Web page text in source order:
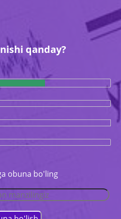
qanday?
obuna bo'ling